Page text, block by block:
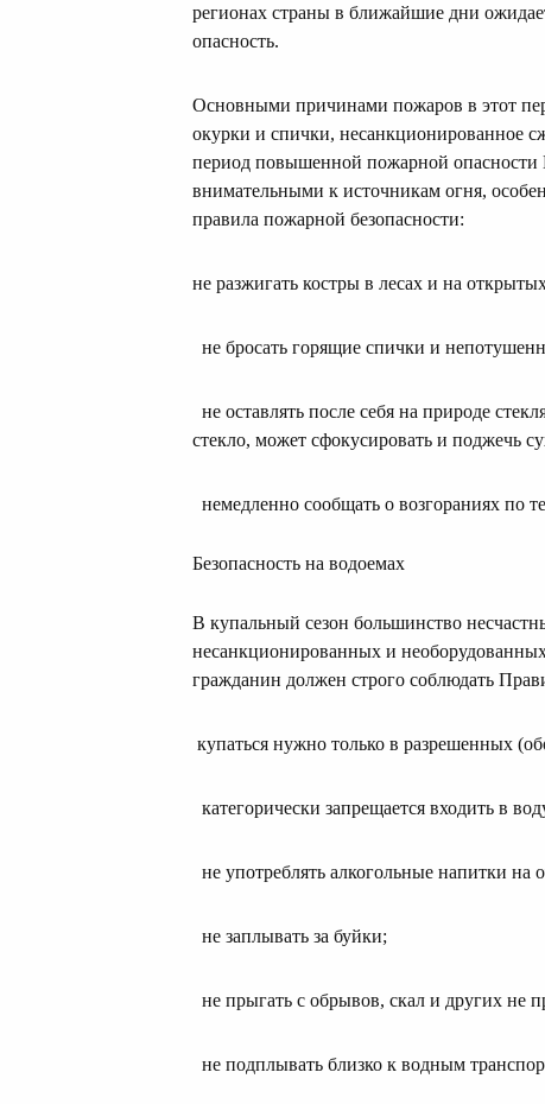
регионах страны в ближайшие дни
опасность.
Основными причинами пожаров в этот
окурки и спички, несанкционированное
период повышенной пожарной опасности
внимательными к источникам огня,
правила пожарной безопасности:
не разжигать костры в лесах и на
не бросать горящие спички и
не оставлять после себя на природе
стекло, может сфокусировать и поджечь
немедленно сообщать о возгораниях по
Безопасность на водоемах
В купальный сезон большинство
несанкционированных и
гражданин должен строго соблюдать
купаться нужно только в разрешенных
категорически запрещается входить в
не употреблять алкогольные напитки на
не заплывать за буйки;
не прыгать с обрывов, скал и других не
не подплывать близко к водным